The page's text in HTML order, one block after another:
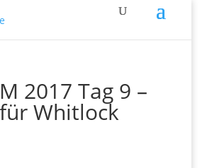
2017 Tag 9 –
Whitlock